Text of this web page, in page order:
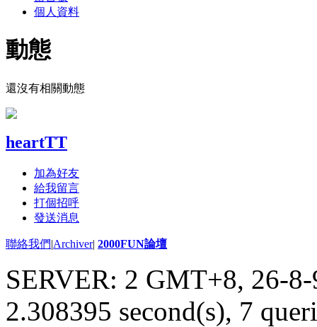
個人資料
動態
還沒有相關動態
heartTT
加為好友
給我留言
打個招呼
發送消息
聯絡我們|Archiver| 2000FUN論壇
SERVER: 2 GMT+8, 26-
2.308395 second(s), 7